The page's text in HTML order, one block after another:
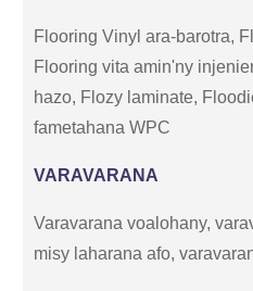
Flooring Vinyl ara-barotra,
Flooring vita amin'ny
hazo, Flozy laminate,
fametahana WPC
VARAVARANA
Varavarana voalohany,
misy laharana afo,